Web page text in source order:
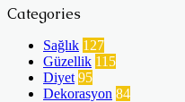
Categories
Sağlık 127
Güzellik 115
Diyet 95
Dekorasyon 84